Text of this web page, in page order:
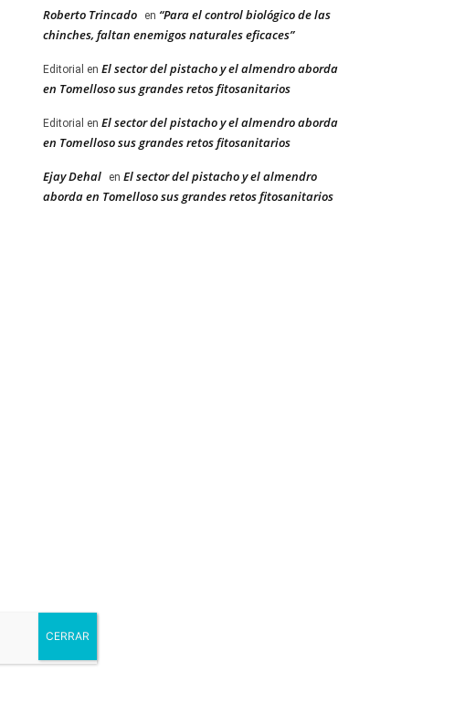
Roberto Trincado en “Para el control biológico de las
chinches, faltan enemigos naturales eficaces”
Editorial en El sector del pistacho y el almendro aborda
en Tomelloso sus grandes retos fitosanitarios
Editorial en El sector del pistacho y el almendro aborda
en Tomelloso sus grandes retos fitosanitarios
Ejay Dehal en El sector del pistacho y el almendro
aborda en Tomelloso sus grandes retos fitosanitarios